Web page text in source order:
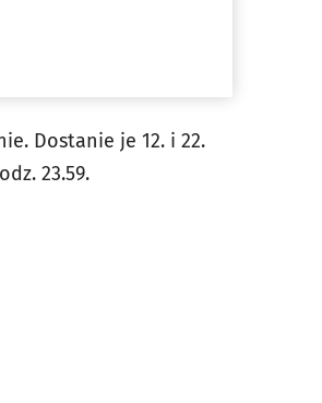
Dostanie je 12. i 22.
23.59.